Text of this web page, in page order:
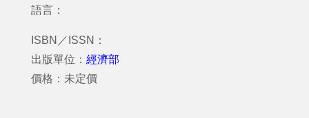
語言：
ISBN／ISSN：
出版單位： 經濟部
價格：未定價